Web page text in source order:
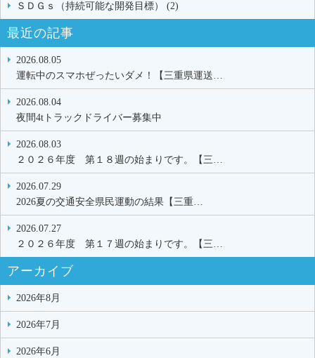
ＳＤＧｓ（持続可能な開発目標） (2)
最近の記事
2026.08.05
運転中のスマホぜったいダメ！【三重県運送…
2026.08.04
夜間4tトラックドライバー募集中
2026.08.03
２０２６年度 第１８週の始まりです。【三…
2026.07.29
2026夏の交通安全県民運動の結果【三重…
2026.07.27
２０２６年度 第１７週の始まりです。【三…
アーカイブ
2026年8月
2026年7月
2026年6月